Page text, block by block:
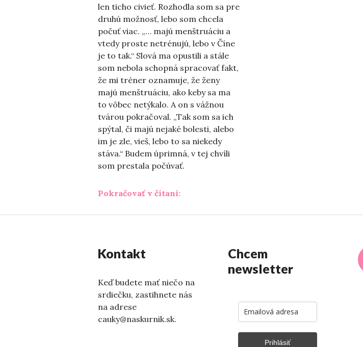
len ticho civieť. Rozhodla som sa pre
druhú možnosť, lebo som chcela
počuť viac. „… majú menštruáciu a
vtedy proste netrénujú, lebo v Číne
je to tak.“ Slová ma opustili a stále
som nebola schopná spracovať fakt,
že mi tréner oznamuje, že ženy
majú menštruáciu, ako keby sa ma
to vôbec netýkalo. A on s vážnou
tvárou pokračoval. „Tak som sa ich
spýtal, či majú nejaké bolesti, alebo
im je zle, vieš, lebo to sa niekedy
stáva.“ Budem úprimná, v tej chvíli
som prestala počúvať.
Pokračovať v čítaní:„Cyklus športovkyne“
Kontakt
Keď budete mať niečo na
srdiečku, zastihnete nás
na adrese
cauky@naskurnik.sk.
Chcem
newsletter
Prihlásiť